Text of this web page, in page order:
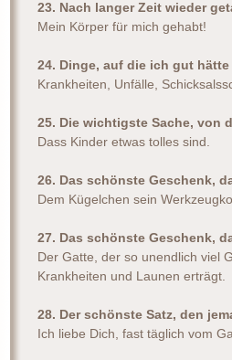
23. Nach langer Zeit wieder
Mein Körper für mich gehabt!
24. Dinge, auf die ich gut
Krankheiten, Unfälle,
25. Die wichtigste Sache, von
Dass Kinder etwas tolles sind.
26. Das schönste Geschenk,
Dem Kügelchen sein
27. Das schönste Geschenk,
Der Gatte, der so unendlich viel
Krankheiten und Launen erträgt.
28. Der schönste Satz, den
Ich liebe Dich, fast täglich vom